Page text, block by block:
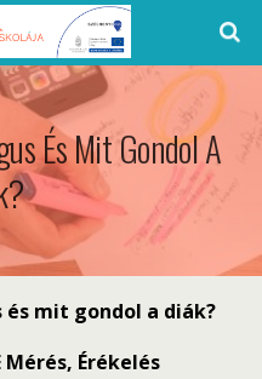
És Mit Gondol A
mit gondol a diák?
Érékelés